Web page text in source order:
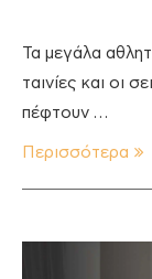
Τα μεγάλα
ταινίες και οι
πέφτουν …
Περισσότερα